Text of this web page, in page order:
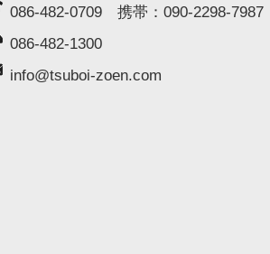
086-482-0709 携帯： 090-2298-7987
086-482-1300
info@tsuboi-zoen.com